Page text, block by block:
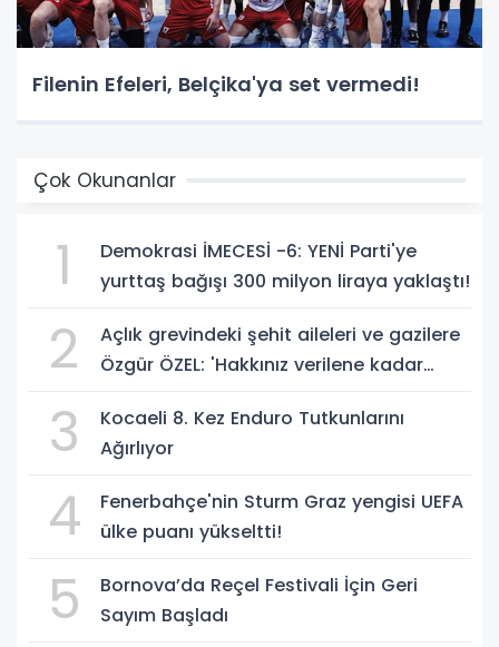
Filenin Efeleri, Belçika'ya set vermedi!
Çok Okunanlar
1
Demokrasi İMECESİ -6: YENİ Parti'ye
yurttaş bağışı 300 milyon liraya yaklaştı!
2
Açlık grevindeki şehit aileleri ve gazilere
Özgür ÖZEL: 'Hakkınız verilene kadar
3
Kocaeli 8. Kez Enduro Tutkunlarını
Ağırlıyor
4
Fenerbahçe'nin Sturm Graz yengisi UEFA
ülke puanı yükseltti!
5
Bornova’da Reçel Festivali İçin Geri
Sayım Başladı